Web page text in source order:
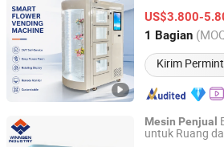
US$3.800-
1 Bagian
Kirim
Jiangsu, China Harga
Mesin Penjual
untuk Ruang
Winnsen Industry Co., Ltd.